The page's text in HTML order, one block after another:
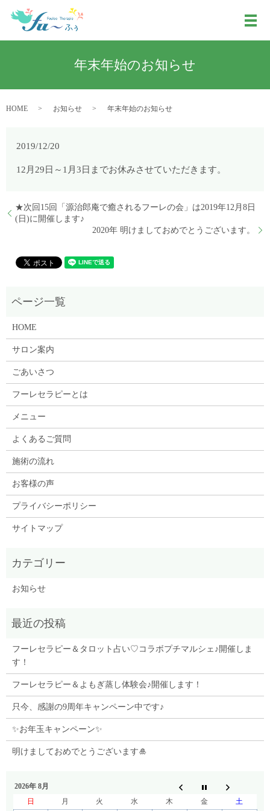
メ
年末年始のお知らせ
HOME お知らせ 年末年始のお知らせ
2019/12/20
12月29日～1月3日までお休みさせていただきます。
★次回15回「源治郎庵で癒されるフーレの会」は2019年12月8日
(日)に開催します♪
2020年 明けましておめでとうございます。
HOME
サロン案内
ごあいさつ
フーレセラピーとは
メニュー
よくあるご質問
施術の流れ
お客様の声
プライバシーポリシー
サイトマップ
お知らせ
フーレセラピー＆タロット占い♡コラボプチマルシェ♪開催しま
す！
フーレセラピー＆よもぎ蒸し体験会♪開催します！
只今、感謝の9周年キャンペーン中です♪
✨お年玉キャンペーン✨
明けましておめでとうございます🎍
2026年 8月
日
月 火 水 木 金 土